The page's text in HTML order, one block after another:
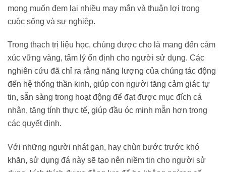
mong muốn đem lại nhiều may mắn và thuận lợi trong
cuộc sống và sự nghiệp.
Trong thạch trị liệu học, chúng được cho là mang đến cảm
xúc vững vàng, tâm lý ổn định cho người sử dụng. Các
nghiên cứu đã chỉ ra rằng năng lượng của chúng tác động
đến hệ thống thần kinh, giúp con người tăng cảm giác tự
tin, sẵn sàng trong hoạt động để đạt được mục đích cá
nhân, tăng tính thực tế, giúp đầu óc minh mẫn hơn trong
các quyết định.
Với những người nhát gan, hay chùn bước trước khó
khăn, sử dụng đá này sẽ tạo nên niềm tin cho người sử